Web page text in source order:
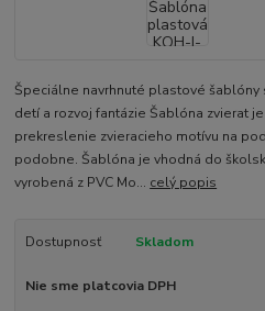
Špeciálne navrhnuté plastové
detí a rozvoj fantázie Šablóna zvierat
prekreslenie zvieracieho motívu na
podobne. Šablóna je vhodná do
vyrobená z PVC Mo... celý popis
Dostupnosť Skladom
Nie sme platcovia DPH